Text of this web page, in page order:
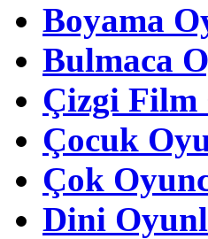
Boyama
Bulmaca
Çizgi Film
Çocuk
Çok
Dini